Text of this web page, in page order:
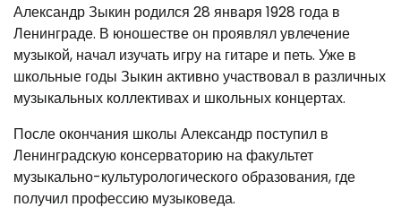
Александр Зыкин родился 28 января 1928 года в
Ленинграде. В юношестве он проявлял увлечение
музыкой, начал изучать игру на гитаре и петь. Уже в
школьные годы Зыкин активно участвовал в различных
музыкальных коллективах и школьных концертах.
После окончания школы Александр поступил в
Ленинградскую консерваторию на факультет
музыкально-культурологического образования, где
получил профессию музыковеда.